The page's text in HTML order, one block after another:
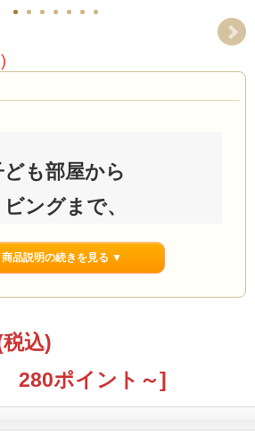
ども部屋から
ビングまで、
も置ける奥行35cm
のロータイプ
リビングラック
品説明の続きを見る ▼
税込)
280ポイント～]